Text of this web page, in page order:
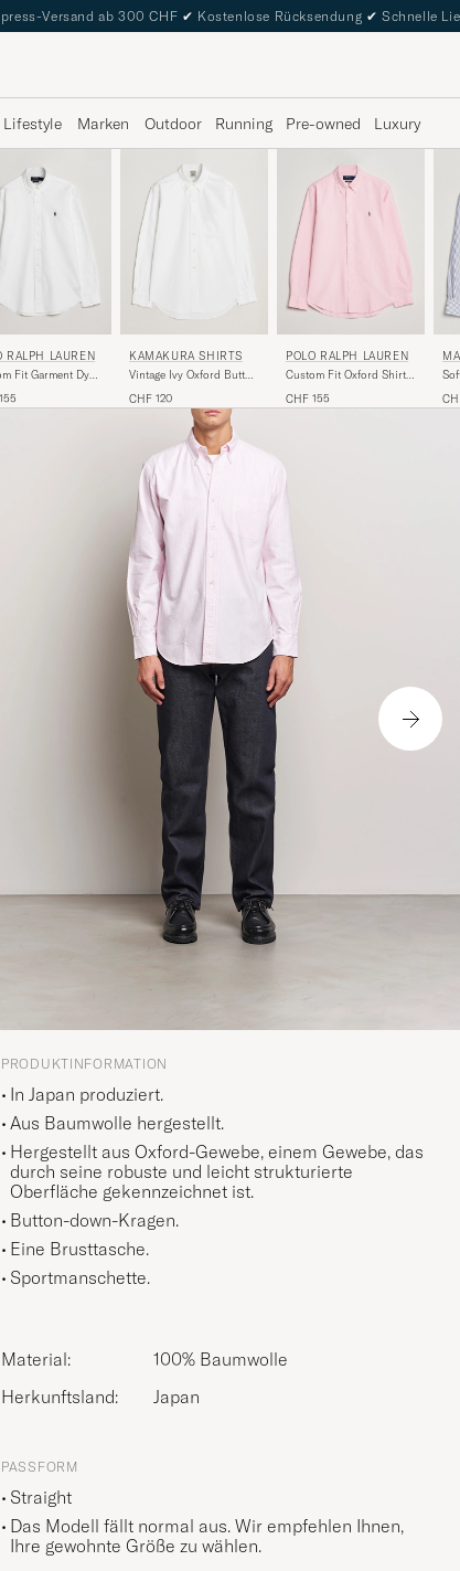
Versand ab 300 CHF ✔ Kostenlose Rücksendung ✔ Schnelle
Lifestyle Marken Outdoor Running Pre-owned Luxury
RALPH LAUREN
Fit Garment Dyed
KAMAKURA SHIRTS
Vintage Ivy Oxford Button
CHF 120
POLO RALPH LAUREN
Custom Fit Oxford Shirt
CHF 155
PRODUKTINFORMATION
In Japan produziert.
Aus Baumwolle hergestellt.
Hergestellt aus Oxford-Gewebe, einem Gewebe, das
durch seine robuste und leicht strukturierte
Oberfläche gekennzeichnet ist.
Button-down-Kragen.
Eine Brusttasche.
Sportmanschette.
Material:
100% Baumwolle
Herkunftsland:
Japan
PASSFORM
Straight
Das Modell fällt normal aus. Wir empfehlen Ihnen,
Ihre gewohnte Größe zu wählen.